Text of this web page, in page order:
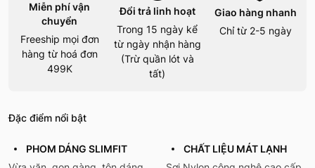
Miễn phí vận
chuyển
Freeship mọi đơn
hàng từ hoá đơn
499K
Đổi trả linh hoạt
Trong 15 ngày kể
từ ngày nhận hàng
(Trừ quần lót và
tất)
Giao hàng nhanh
Chỉ từ 2-5 ngày
Đặc điểm nổi bật
PHOM DÁNG SLIMFIT
CHẤT LIỆU MÁT LẠNH